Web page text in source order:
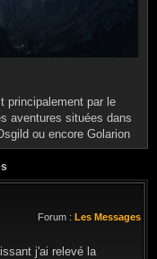
principalement par le
aventures situées dans
ou encore Golarion
Forum : Les Messages
j'ai relevé la